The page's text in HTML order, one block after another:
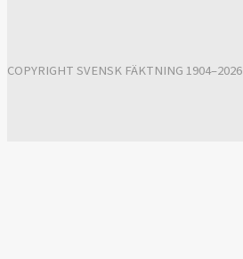
COPYRIGHT SVENSK FÄKTNING 1904–2026